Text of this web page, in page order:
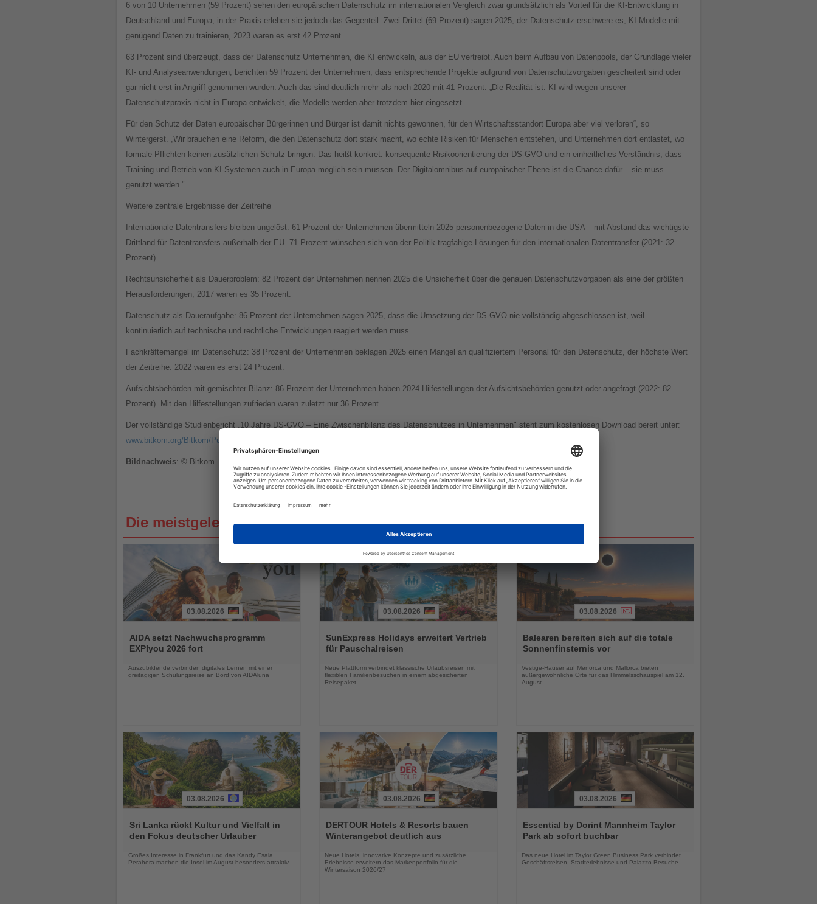
6 von 10 Unternehmen (59 Prozent) sehen den europäischen Datenschutz im internationalen Vergleich zwar grundsätzlich als Vorteil für die KI-Entwicklung in
Deutschland und Europa, in der Praxis erleben sie jedoch das Gegenteil. Zwei Drittel (69 Prozent) sagen 2025, der Datenschutz erschwere es, KI-Modelle mit
genügend Daten zu trainieren, 2023 waren es erst 42 Prozent.
63 Prozent sind überzeugt, dass der Datenschutz Unternehmen, die KI entwickeln, aus der EU vertreibt. Auch beim Aufbau von Datenpools, der Grundlage vieler
KI- und Analyseanwendungen, berichten 59 Prozent der Unternehmen, dass entsprechende Projekte aufgrund von Datenschutzvorgaben gescheitert sind oder
gar nicht erst in Angriff genommen wurden. Auch das sind deutlich mehr als noch 2020 mit 41 Prozent. „Die Realität ist: KI wird wegen unserer
Datenschutzpraxis nicht in Europa entwickelt, die Modelle werden aber trotzdem hier eingesetzt.
Für den Schutz der Daten europäischer Bürgerinnen und Bürger ist damit nichts gewonnen, für den Wirtschaftsstandort Europa aber viel verloren“, so
Wintergerst. „Wir brauchen eine Reform, die den Datenschutz dort stark macht, wo echte Risiken für Menschen entstehen, und Unternehmen dort entlastet, wo
formale Pflichten keinen zusätzlichen Schutz bringen. Das heißt konkret: konsequente Risikoorientierung der DS-GVO und ein einheitliches Verständnis, dass
Training und Betrieb von KI-Systemen auch in Europa möglich sein müssen. Der Digitalomnibus auf europäischer Ebene ist die Chance dafür – sie muss
genutzt werden."
Weitere zentrale Ergebnisse der Zeitreihe
Internationale Datentransfers bleiben ungelöst: 61 Prozent der Unternehmen übermitteln 2025 personenbezogene Daten in die USA – mit Abstand das wichtigste
Drittland für Datentransfers außerhalb der EU. 71 Prozent wünschen sich von der Politik tragfähige Lösungen für den internationalen Datentransfer (2021: 32
Prozent).
Rechtsunsicherheit als Dauerproblem: 82 Prozent der Unternehmen nennen 2025 die Unsicherheit über die genauen Datenschutzvorgaben als eine der größten
Herausforderungen, 2017 waren es 35 Prozent.
Datenschutz als Daueraufgabe: 86 Prozent der Unternehmen sagen 2025, dass die Umsetzung der DS-GVO nie vollständig abgeschlossen ist, weil
kontinuierlich auf technische und rechtliche Entwicklungen reagiert werden muss.
Fachkräftemangel im Datenschutz: 38 Prozent der Unternehmen beklagen 2025 einen Mangel an qualifiziertem Personal für den Datenschutz, der höchste Wert
der Zeitreihe. 2022 waren es erst 24 Prozent.
Aufsichtsbehörden mit gemischter Bilanz: 86 Prozent der Unternehmen haben 2024 Hilfestellungen der Aufsichtsbehörden genutzt oder angefragt (2022: 82
Prozent). Mit den Hilfestellungen zufrieden waren zuletzt nur 36 Prozent.
Der vollständige Studienbericht „10 Jahre DS-GVO – Eine Zwischenbilanz des Datenschutzes in Unternehmen" steht zum kostenlosen Download bereit unter:
www.bitkom.org/Bitkom/Publikationen/10-Jahre-DS-GVO
Bildnachweis: © Bitkom
Die meistgelesenen Nachrichten
Sie
die
Nachrichten
03.08.2026
AIDA setzt Nachwuchsprogramm
EXPIyou 2026 fort
Auszubildende verbinden digitales Lernen mit einer
dreitägigen Schulungsreise an Bord von AIDAluna
Sie
die
03.08.2026
SunExpress Holidays erweitert Vertrieb
für Pauschalreisen
Neue Plattform verbindet klassische Urlaubsreisen mit
flexiblen Familienbesuchen in einem abgesicherten
Reisepaket
Sie
die
03.08.2026
Balearen bereiten sich auf die totale
Sonnenfinsternis vor
Vestige-Häuser auf Menorca und Mallorca bieten
außergewöhnliche Orte für das Himmelsschauspiel am 12.
August
Sie
die
03.08.2026
Sri Lanka rückt Kultur und Vielfalt in
den Fokus deutscher Urlauber
Großes Interesse in Frankfurt und das Kandy Esala
Perahera machen die Insel im August besonders attraktiv
Sie
die
Nachrichten
03.08.2026
DERTOUR Hotels & Resorts bauen
Winterangebot deutlich aus
Neue Hotels, innovative Konzepte und zusätzliche
Erlebnisse erweitern das Markenportfolio für die
Wintersaison 2026/27
Sie
die
03.08.2026
Essential by Dorint Mannheim Taylor
Park ab sofort buchbar
Das neue Hotel im Taylor Green Business Park verbindet
Geschäftsreisen, Stadterlebnisse und Palazzo-Besuche